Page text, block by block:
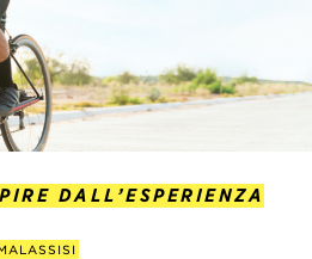
DALL’ESPERIENZA